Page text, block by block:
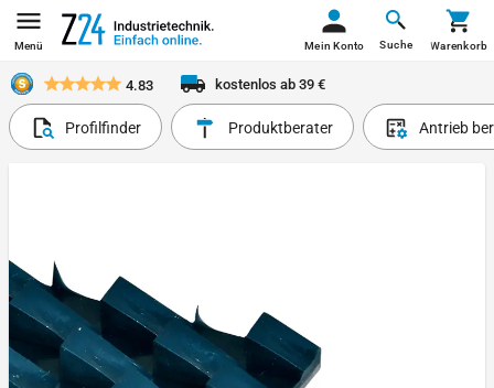
Menü Suche
Mein Konto Warenkorb
4.83 kostenlos ab 39 €
Profilfinder Produktberater Antrieb